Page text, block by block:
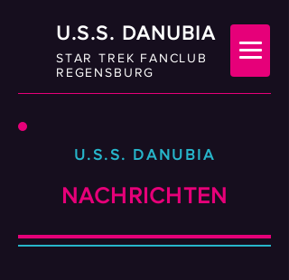
STAR TREK FANCLUB
REGENSBURG
U.S.S. DANUBIA
U.S.S. DANUBIA
NACHRICHTEN